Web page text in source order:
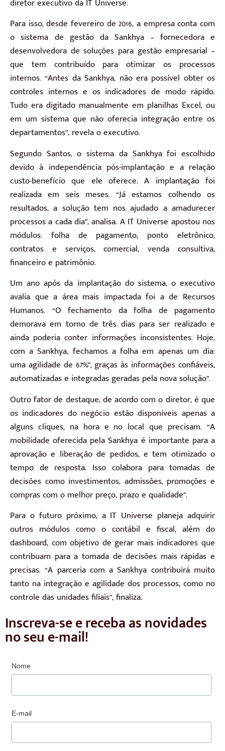
diretor executivo da IT Universe.
Para isso, desde fevereiro de 2016, a empresa conta com
o sistema de gestão da Sankhya – fornecedora e
desenvolvedora de soluções para gestão empresarial –
que tem contribuído para otimizar os processos
internos. “Antes da Sankhya, não era possível obter os
controles internos e os indicadores de modo rápido.
Tudo era digitado manualmente em planilhas Excel, ou
em um sistema que não oferecia integração entre os
departamentos”, revela o executivo.
Segundo Santos, o sistema da Sankhya foi escolhido
devido à independência pós-implantação e a relação
custo-benefício que ele oferece. A implantação foi
realizada em seis meses. “Já estamos colhendo os
resultados, a solução tem nos ajudado a amadurecer
processos a cada dia”, analisa. A IT Universe apostou nos
módulos: folha de pagamento, ponto eletrônico,
contratos e serviços, comercial, venda consultiva,
financeiro e patrimônio.
Um ano após da implantação do sistema, o executivo
avalia que a área mais impactada foi a de Recursos
Humanos. “O fechamento da folha de pagamento
demorava em torno de três dias para ser realizado e
ainda poderia conter informações inconsistentes. Hoje,
com a Sankhya, fechamos a folha em apenas um dia:
uma agilidade de 67%”, graças às informações confiáveis,
automatizadas e integradas geradas pela nova solução”.
Outro fator de destaque, de acordo com o diretor, é que
os indicadores do negócio estão disponíveis apenas a
alguns cliques, na hora e no local que precisam. “A
mobilidade oferecida pela Sankhya é importante para a
aprovação e liberação de pedidos, e tem otimizado o
tempo de resposta. Isso colabora para tomadas de
decisões como investimentos, admissões, promoções e
compras com o melhor preço, prazo e qualidade”.
Para o futuro próximo, a IT Universe planeja adquirir
outros módulos como o contábil e fiscal, além do
dashboard, com objetivo de gerar mais indicadores que
contribuam para a tomada de decisões mais rápidas e
precisas. “A parceria com a Sankhya contribuirá muito
tanto na integração e agilidade dos processos, como no
controle das unidades filiais”, finaliza.
Inscreva-se e receba as novidades
no seu e-mail!
Nome
E-mail